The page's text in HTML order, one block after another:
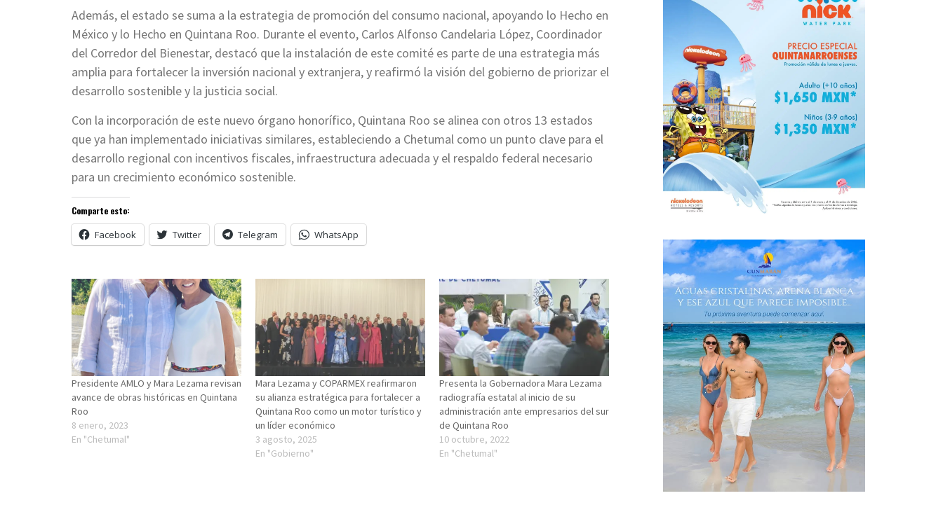
Además, el estado se suma a la estrategia de promoción del consumo nacional, apoyando lo Hecho en
México y lo Hecho en Quintana Roo. Durante el evento, Carlos Alfonso Candelaria López, Coordinador
del Corredor del Bienestar, destacó que la instalación de este comité es parte de una estrategia más
amplia para fortalecer la inversión nacional y extranjera, y reafirmó la visión del gobierno de priorizar el
desarrollo sostenible y la justicia social.
Con la incorporación de este nuevo órgano honorífico, Quintana Roo se alinea con otros 13 estados
que ya han implementado iniciativas similares, estableciendo a Chetumal como un punto clave para el
desarrollo regional con incentivos fiscales, infraestructura adecuada y el respaldo federal necesario
para un crecimiento económico sostenible.
Comparte esto:
Facebook Twitter Telegram WhatsApp
Presidente AMLO y Mara Lezama revisan
avance de obras históricas en Quintana
Roo
8 enero, 2023
En "Chetumal"
Mara Lezama y COPARMEX reafirmaron
su alianza estratégica para fortalecer a
Quintana Roo como un motor turístico y
un líder económico
3 agosto, 2025
En "Gobierno"
Presenta la Gobernadora Mara Lezama
radiografía estatal al inicio de su
administración ante empresarios del sur
de Quintana Roo
10 octubre, 2022
En "Chetumal"